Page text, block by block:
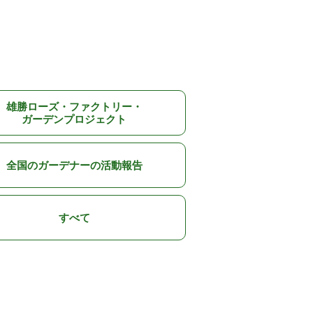
雄勝ローズ・ファクトリー・
ガーデンプロジェクト
全国のガーデナーの活動報告
すべて